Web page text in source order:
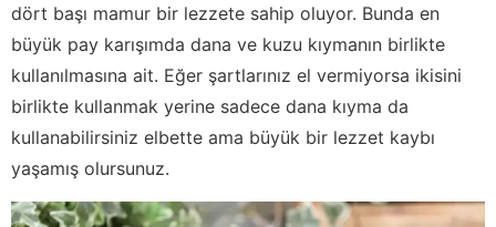
dört başı mamur bir lezzete sahip oluyor. Bunda en
büyük pay karışımda dana ve kuzu kıymanın birlikte
kullanılmasına ait. Eğer şartlarınız el vermiyorsa ikisini
birlikte kullanmak yerine sadece dana kıyma da
kullanabilirsiniz elbette ama büyük bir lezzet kaybı
yaşamış olursunuz.